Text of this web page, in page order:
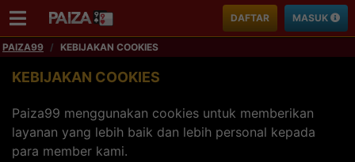
Mobile App
DAFTAR MASUK
PAIZA99 KEBIJAKAN COOKIES
KEBIJAKAN COOKIES
Paiza99 menggunakan cookies untuk memberikan
layanan yang lebih baik dan lebih personal kepada
para member kami.